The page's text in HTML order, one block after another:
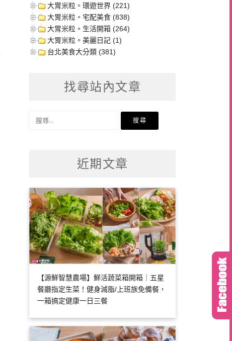
大胃米粒。環遊世界 (221)
大胃米粒。宅配美食 (838)
大胃米粒。生活開箱 (264)
大胃米粒。美麗日記 (1)
台北美食大分類 (381)
找尋站內文章
近期文章
【源鮮智慧農場】鮮活蔬菜箱開箱｜五星
餐廳指定生菜！健身減脂/上班族免備餐，
一箱搞定健康一日三餐